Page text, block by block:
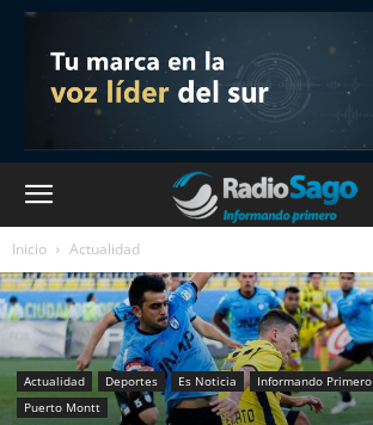
Inicio Actualidad
Actualidad Deportes Es Noticia Informando Primero
Puerto Montt